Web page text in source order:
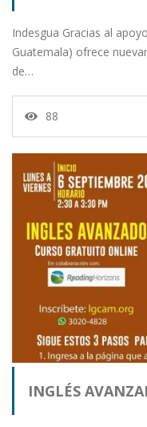
Indesgua Gracias al
Guatemala) ofrece
de…
88
INGLÉS